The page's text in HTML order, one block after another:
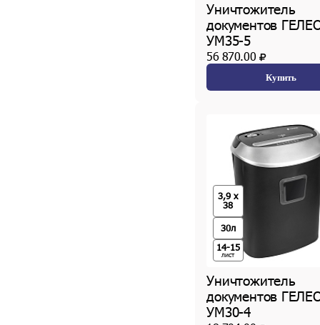
Уничтожитель
документов
УМ35-5
56 870.00
Купить
3,9 x
38
30л
14-15
лист
Уничтожитель
документов
УМ30-4